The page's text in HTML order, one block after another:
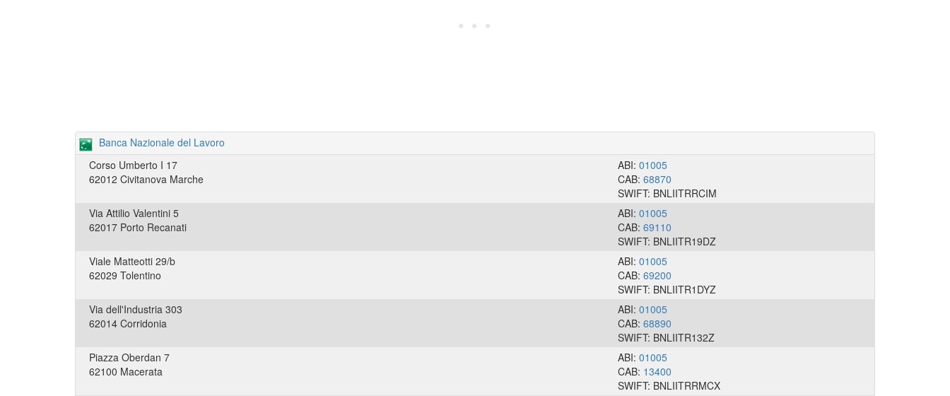
Banca Nazionale del Lavoro
Corso Umberto I 17
62012 Civitanova Marche
ABI: 01005
CAB: 68870
SWIFT: BNLIITRRCIM
Via Attilio Valentini 5
62017 Porto Recanati
ABI: 01005
CAB: 69110
SWIFT: BNLIITR19DZ
Viale Matteotti 29/b
62029 Tolentino
ABI: 01005
CAB: 69200
SWIFT: BNLIITR1DYZ
Via dell'Industria 303
62014 Corridonia
ABI: 01005
CAB: 68890
SWIFT: BNLIITR132Z
Piazza Oberdan 7
62100 Macerata
ABI: 01005
CAB: 13400
SWIFT: BNLIITRRMCX